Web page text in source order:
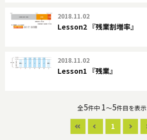
2018.11.02
Lesson2 『残業割増率』
2018.11.02
Lesson1 『残業』
全5件中 1～5件目を表示
1